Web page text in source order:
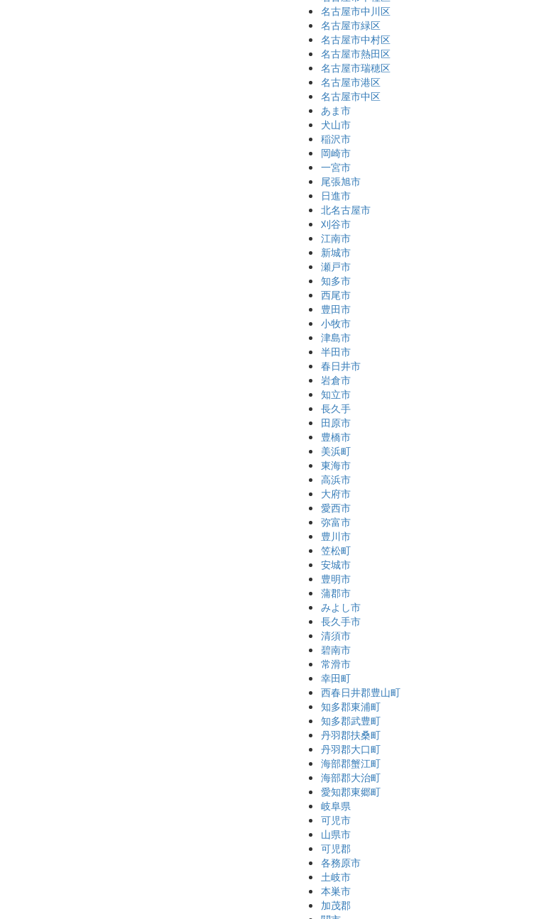
名古屋市中川区
名古屋市緑区
名古屋市中村区
名古屋市熱田区
名古屋市瑞穂区
名古屋市港区
名古屋市中区
あま市
犬山市
稲沢市
岡崎市
一宮市
尾張旭市
日進市
北名古屋市
刈谷市
江南市
新城市
瀬戸市
知多市
西尾市
豊田市
小牧市
津島市
半田市
春日井市
岩倉市
知立市
長久手
田原市
豊橋市
美浜町
東海市
高浜市
大府市
愛西市
弥富市
豊川市
笠松町
安城市
豊明市
蒲郡市
みよし市
長久手市
清須市
碧南市
常滑市
幸田町
西春日井郡豊山町
知多郡東浦町
知多郡武豊町
丹羽郡扶桑町
丹羽郡大口町
海部郡蟹江町
海部郡大治町
愛知郡東郷町
岐阜県
可児市
山県市
可児郡
各務原市
土岐市
本巣市
加茂郡